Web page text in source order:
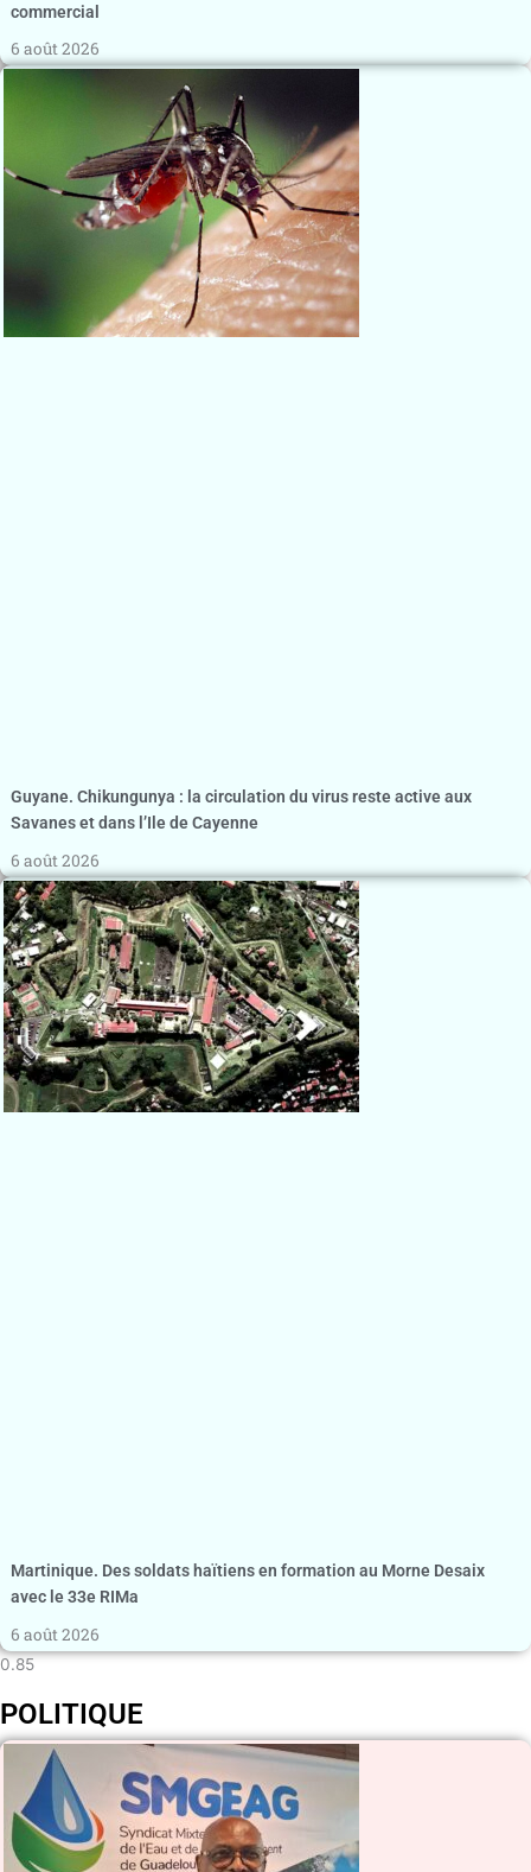
commercial
6 août 2026
Guyane. Chikungunya : la circulation du virus reste active aux
Savanes et dans l’Ile de Cayenne
6 août 2026
Martinique. Des soldats haïtiens en formation au Morne Desaix
avec le 33e RIMa
6 août 2026
POLITIQUE